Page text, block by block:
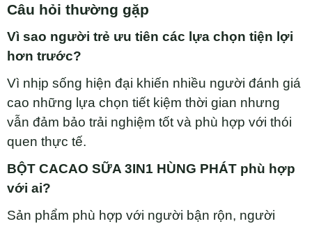
Câu hỏi thường gặp
Vì sao người trẻ ưu tiên các lựa chọn tiện lợi
hơn trước?
Vì nhịp sống hiện đại khiến nhiều người đánh giá
cao những lựa chọn tiết kiệm thời gian nhưng
vẫn đảm bảo trải nghiệm tốt và phù hợp với thói
quen thực tế.
BỘT CACAO SỮA 3IN1 HÙNG PHÁT phù hợp
với ai?
Sản phẩm phù hợp với người bận rộn, người